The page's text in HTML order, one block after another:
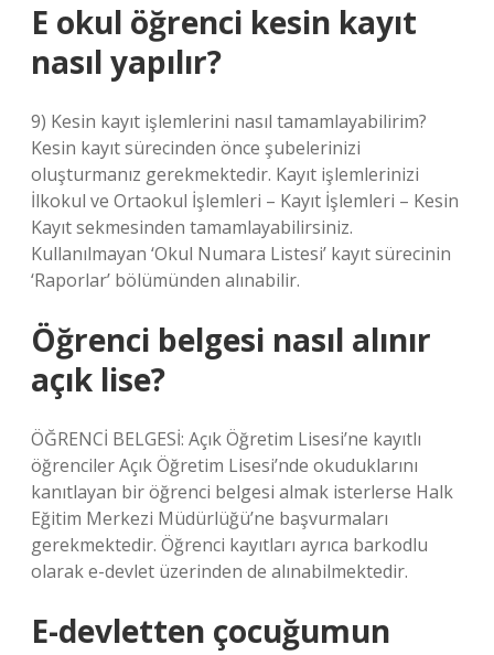
E okul öğrenci kesin kayıt
nasıl yapılır?
9) Kesin kayıt işlemlerini nasıl tamamlayabilirim?
Kesin kayıt sürecinden önce şubelerinizi
oluşturmanız gerekmektedir. Kayıt işlemlerinizi
İlkokul ve Ortaokul İşlemleri – Kayıt İşlemleri – Kesin
Kayıt sekmesinden tamamlayabilirsiniz.
Kullanılmayan ‘Okul Numara Listesi’ kayıt sürecinin
‘Raporlar’ bölümünden alınabilir.
Öğrenci belgesi nasıl alınır
açık lise?
ÖĞRENCİ BELGESİ: Açık Öğretim Lisesi’ne kayıtlı
öğrenciler Açık Öğretim Lisesi’nde okuduklarını
kanıtlayan bir öğrenci belgesi almak isterlerse Halk
Eğitim Merkezi Müdürlüğü’ne başvurmaları
gerekmektedir. Öğrenci kayıtları ayrıca barkodlu
olarak e-devlet üzerinden de alınabilmektedir.
E-devletten çocuğumun